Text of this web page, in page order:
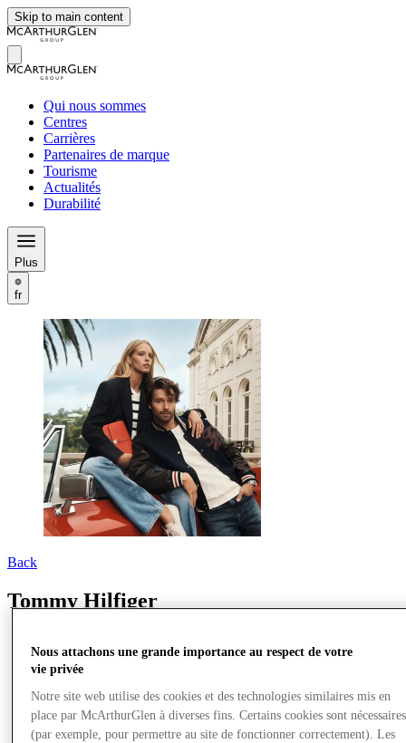
Skip to main content
Qui nous sommes
Centres
Carrières
Partenaires de marque
Tourisme
Actualités
Durabilité
Plus
fr
Back
Tommy Hilfiger
Nous attachons une grande importance au respect de votre
vie privée
Notre site web utilise des cookies et des technologies similaires mis en
place par McArthurGlen à diverses fins. Certains cookies sont nécessaires
(par exemple, pour permettre au site de fonctionner correctement). Les